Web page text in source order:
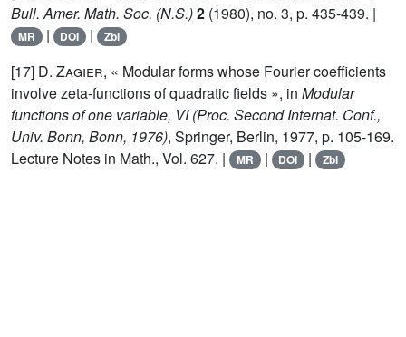
Bull. Amer. Math. Soc. (N.S.)2 (1980), no. 3, p. 435-439. |
MR | DOI | Zbl
[17] D. Zagier, « Modular forms whose Fourier coefficients
involve zeta-functions of quadratic fields », in Modular
functions of one variable, VI (Proc. Second Internat. Conf.,
Univ. Bonn, Bonn, 1976), Springer, Berlin, 1977, p. 105-169.
Lecture Notes in Math., Vol. 627. |
MR | DOI | Zbl